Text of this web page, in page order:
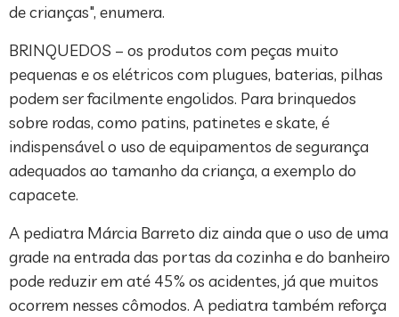
de crianças", enumera.
BRINQUEDOS – os produtos com peças muito
pequenas e os elétricos com plugues, baterias, pilhas
podem ser facilmente engolidos. Para brinquedos
sobre rodas, como patins, patinetes e skate, é
indispensável o uso de equipamentos de segurança
adequados ao tamanho da criança, a exemplo do
capacete.
A pediatra Márcia Barreto diz ainda que o uso de uma
grade na entrada das portas da cozinha e do banheiro
pode reduzir em até 45% os acidentes, já que muitos
ocorrem nesses cômodos. A pediatra também reforça